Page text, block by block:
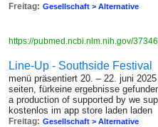
Freitag: Gesellschaft > Alternative
https://pubmed.ncbi.nlm.nih.gov/
Line-Up - Southside Festival
menü präsentiert 20. – 22. juni
seiten, fürkeine ergebnisse
a production of supported by we
kostenlos im app store laden laden
Freitag: Gesellschaft > Alternative